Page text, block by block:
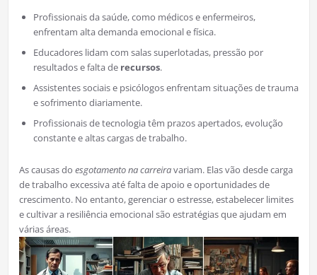
Profissionais da saúde, como médicos e enfermeiros,
enfrentam alta demanda emocional e física.
Educadores lidam com salas superlotadas, pressão por
resultados e falta de recursos.
Assistentes sociais e psicólogos enfrentam situações de trauma
e sofrimento diariamente.
Profissionais de tecnologia têm prazos apertados, evolução
constante e altas cargas de trabalho.
As causas do esgotamento na carreiravariam. Elas vão desde carga
de trabalho excessiva até falta de apoio e oportunidades de
crescimento. No entanto, gerenciar o estresse, estabelecer limites
e cultivar a resiliência emocional são estratégias que ajudam em
várias áreas.